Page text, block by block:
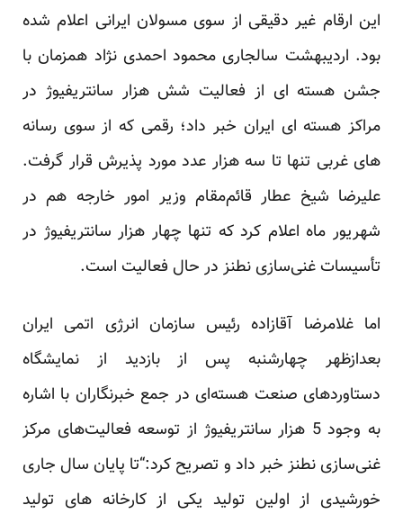
این ارقام غیر دقیقی از سوی مسولان ایرانی اعلام شده
بود. ‏اردیبهشت سالجاری محمود احمدی نژاد همزمان با
جشن هسته ای از فعالیت شش هزار سانتریفیوژ در
مراکز هسته ای ‏ایران خبر داد؛ رقمی که از سوی رسانه
های غربی تنها تا سه هزار عدد مورد پذیرش قرار گرفت.
علیرضا شیخ عطار ‏قائم‌مقام وزیر امور خارجه هم در
شهریور ماه اعلام کرد که تنها چهار هزار سانتریفیوژ در
تأسیسات غنی‌سازی نطنز ‏در حال فعالیت است‎.‎‏ ‏
اما غلامرضا آقازاده رئیس سازمان انرژی اتمی ایران
بعدازظهر چهارشنبه پس از بازدید از نمایشگاه
دستاوردهای ‏صنعت هسته‌ای در جمع خبرنگاران با اشاره
به وجود 5 هزار سانتریفیوژ از توسعه فعالیت‌های مرکز
غنی‌سازی نطنز ‏خبر داد و تصریح کرد:“تا پایان سال جاری
خورشیدی از اولین تولید یکی از کارخانه های‌ تولید